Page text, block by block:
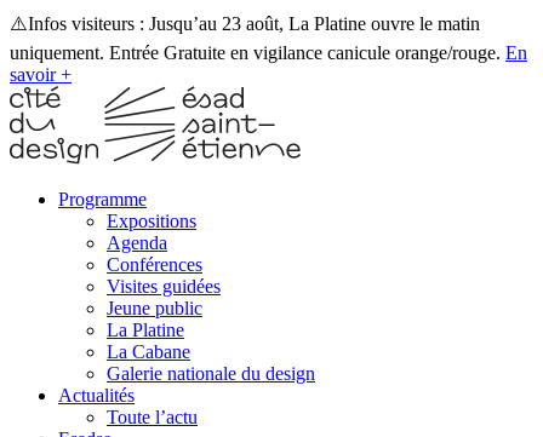
⚠️Infos visiteurs : Jusqu’au 23 août, La Platine ouvre le matin
uniquement. Entrée Gratuite en vigilance canicule orange/rouge. En
savoir +
Programme
Expositions
Agenda
Conférences
Visites guidées
Jeune public
La Platine
La Cabane
Galerie nationale du design
Actualités
Toute l’actu